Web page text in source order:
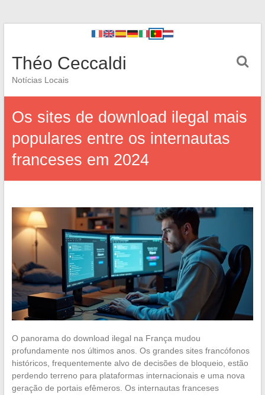
Théo Ceccaldi
Notícias Locais
Os sites de download ilegal mais
populares entre os internautas
franceses em 2024
O panorama do download ilegal na França mudou
profundamente nos últimos anos. Os grandes sites francófonos
históricos, frequentemente alvo de decisões de bloqueio, estão
perdendo terreno para plataformas internacionais e uma nova
geração de portais efêmeros. Os internautas franceses